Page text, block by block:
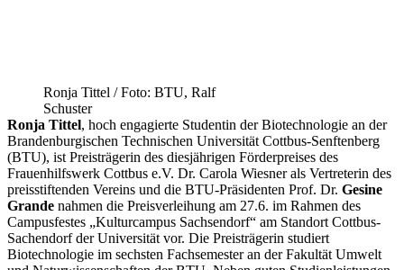
Ronja Tittel / Foto: BTU, Ralf
Schuster
Ronja Tittel, hoch engagierte Studentin der Biotechnologie an der
Brandenburgischen Technischen Universität Cottbus-Senftenberg
(BTU), ist Preisträgerin des diesjährigen Förderpreises des
Frauenhilfswerk Cottbus e.V. Dr. Carola Wiesner als Vertreterin des
preisstiftenden Vereins und die BTU-Präsidenten Prof. Dr. Gesine
Grande nahmen die Preisverleihung am 27.6. im Rahmen des
Campusfestes „Kulturcampus Sachsendorf“ am Standort Cottbus-
Sachendorf der Universität vor. Die Preisträgerin studiert
Biotechnologie im sechsten Fachsemester an der Fakultät Umwelt